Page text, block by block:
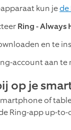
kun jede
Ring - Always
en te
account aan
op je
of
Ring-app up-